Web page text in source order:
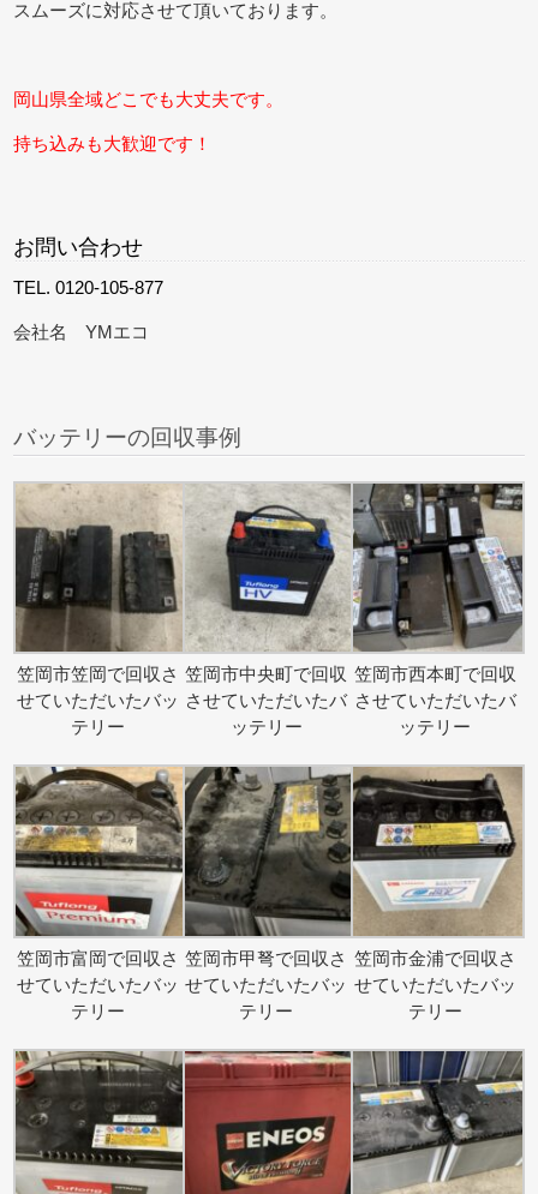
スムーズに対応させて頂いております。
岡山県全域どこでも大丈夫です。
持ち込みも大歓迎です！
お問い合わせ
TEL. 0120-105-877
会社名 YMエコ
バッテリーの回収事例
笠岡市笠岡で回収さ
せていただいたバッ
テリー
笠岡市中央町で回収
させていただいたバ
ッテリー
笠岡市西本町で回収
させていただいたバ
ッテリー
笠岡市富岡で回収さ
せていただいたバッ
テリー
笠岡市甲弩で回収さ
せていただいたバッ
テリー
笠岡市金浦で回収さ
せていただいたバッ
テリー